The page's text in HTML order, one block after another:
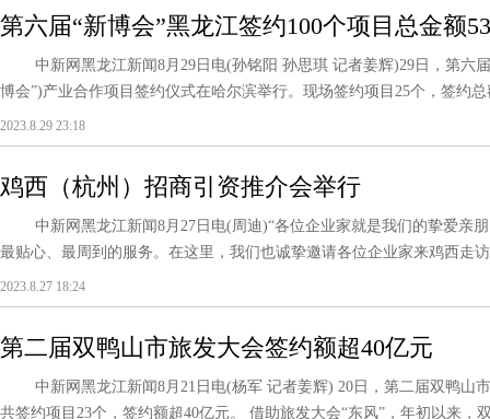
第六届“新博会”黑龙江签约100个项目总金额
中新网黑龙江新闻8月29日电(孙铭阳 孙思琪 记者姜辉)29日，第六
博会”)产业合作项目签约仪式在哈尔滨举行。现场签约项目25个，签约
2023.8.29 23:18
鸡西（杭州）招商引资推介会举行
中新网黑龙江新闻8月27日电(周迪)“各位企业家就是我们的挚爱亲朋
最贴心、最周到的服务。在这里，我们也诚挚邀请各位企业家来鸡西走
2023.8.27 18:24
第二届双鸭山市旅发大会签约额超40亿元
中新网黑龙江新闻8月21日电(杨军 记者姜辉) 20日，第二届双鸭山
共签约项目23个，签约额超40亿元。 借助旅发大会“东风”，年初以来，